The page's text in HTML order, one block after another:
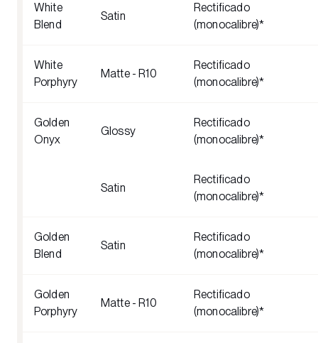
White
Blend
Satin
Rectificado
(monocalibre)*
White
Porphyry
Matte - R10
Rectificado
(monocalibre)*
Golden
Onyx
Glossy
Rectificado
(monocalibre)*
Satin
Rectificado
(monocalibre)*
Golden
Blend
Satin
Rectificado
(monocalibre)*
Golden
Porphyry
Matte - R10
Rectificado
(monocalibre)*